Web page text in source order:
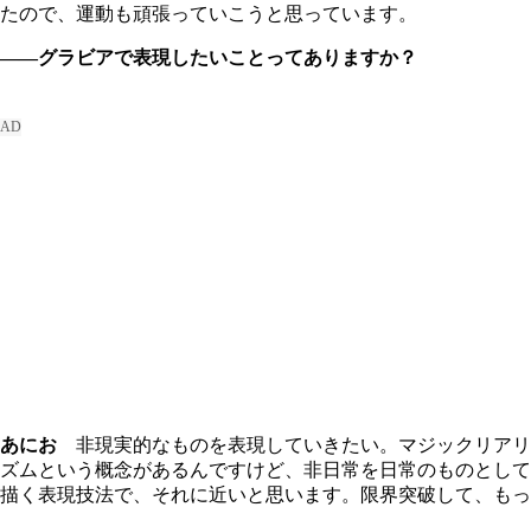
たので、運動も頑張っていこうと思っています。
――グラビアで表現したいことってありますか？
あにお 非現実的なものを表現していきたい。マジックリアリ
ズムという概念があるんですけど、非日常を日常のものとして
描く表現技法で、それに近いと思います。限界突破して、もっ